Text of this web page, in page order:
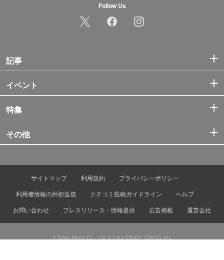
Follow Us
記事
イベント
特集
その他
サイトマップ 利用規約
プライバシーポリシー
利用者情報の外部送信
クチコミ投稿ガイドライン
ヘルプ
お問い合わせ
プレスリリース・情報提供 広告掲載 運営会社
© Tokyo Metro Co., Ltd. & Let’s ENJOY TOKYO, Inc.